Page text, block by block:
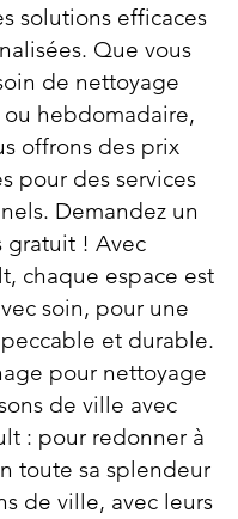
solutions efficaces
Que vous
de nettoyage
hebdomadaire,
offrons des prix
pour des services
Demandez un
gratuit ! Avec
chaque espace est
soin, pour une
et durable.
pour nettoyage
de ville avec
: pour redonner à
toute sa splendeur
de ville, avec leurs